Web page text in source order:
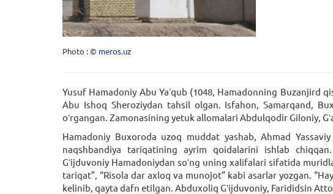
Photo : © meros.uz
Yusuf Hamadoniy Abu Yaʼqub (1048, Hamadonning
Abu Ishoq Sheroziydan tahsil olgan. Isfahon, Samarqand,
oʻrgangan. Zamonasining yetuk allomalari Abdulqodir Giloniy,
Hamadoniy Buxoroda uzoq muddat yashab, Ahmad
naqshbandiya tariqatining ayrim qoidalarini ishlab
Gʻijduvoniy Hamadoniydan soʻng uning xalifalari sifatida
tariqat”, “Risola dar axloq va munojot” kabi asarlar yozgan.
kelinib, qayta dafn etilgan. Abduxoliq Gʻijduvoniy, Farididsin